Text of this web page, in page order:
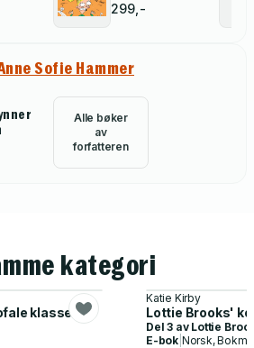
299,-
Sofie Hammer
Alle bøker
av
forfatteren
kategori
klassetur
Katie Kirby
Lottie Brooks'
Del 3 av Lottie
E-bok| Norsk,